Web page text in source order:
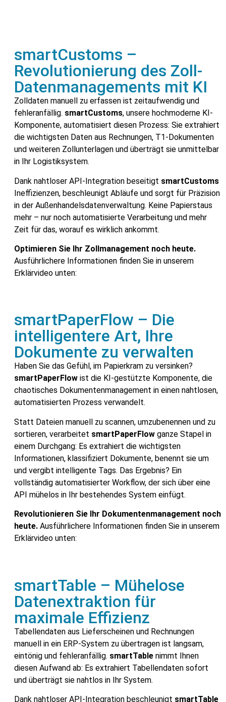
smartCustoms –
Revolutionierung des Zoll-
Datenmanagements mit KI
Zolldaten manuell zu erfassen ist zeitaufwendig und
fehleranfällig. smartCustoms, unsere hochmoderne KI-
Komponente, automatisiert diesen Prozess: Sie extrahiert
die wichtigsten Daten aus Rechnungen, T1-Dokumenten
und weiteren Zollunterlagen und überträgt sie unmittelbar
in Ihr Logistiksystem.
Dank nahtloser API-Integration beseitigt smartCustoms
Ineffizienzen, beschleunigt Abläufe und sorgt für Präzision
in der Außenhandelsdatenverwaltung. Keine Papierstaus
mehr – nur noch automatisierte Verarbeitung und mehr
Zeit für das, worauf es wirklich ankommt.
Optimieren Sie Ihr Zollmanagement noch heute.
Ausführlichere Informationen finden Sie in unserem
Erklärvideo unten:
smartPaperFlow – Die
intelligentere Art, Ihre
Dokumente zu verwalten
Haben Sie das Gefühl, im Papierkram zu versinken?
smartPaperFlowist die KI-gestützte Komponente, die
chaotisches Dokumentenmanagement in einen nahtlosen,
automatisierten Prozess verwandelt.
Statt Dateien manuell zu scannen, umzubenennen und zu
sortieren, verarbeitet smartPaperFlowganze Stapel in
einem Durchgang: Es extrahiert die wichtigsten
Informationen, klassifiziert Dokumente, benennt sie um
und vergibt intelligente Tags. Das Ergebnis? Ein
vollständig automatisierter Workflow, der sich über eine
API mühelos in Ihr bestehendes System einfügt.
Revolutionieren Sie Ihr Dokumentenmanagement noch
heute.Ausführlichere Informationen finden Sie in unserem
Erklärvideo unten:
smartTable – Mühelose
Datenextraktion für
maximale Effizienz
Tabellendaten aus Lieferscheinen und Rechnungen
manuell in ein ERP-System zu übertragen ist langsam,
eintönig und fehleranfällig. smartTablenimmt Ihnen
diesen Aufwand ab: Es extrahiert Tabellendaten sofort
und überträgt sie nahtlos in Ihr System.
Dank nahtloser API-Integration beschleunigt smartTable